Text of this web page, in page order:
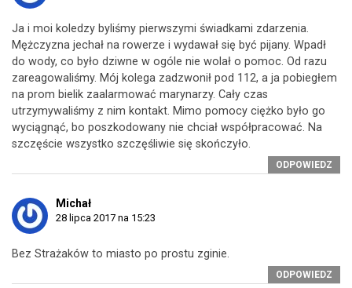
Ja i moi koledzy byliśmy pierwszymi świadkami zdarzenia.
Mężczyzna jechał na rowerze i wydawał się być pijany. Wpadł
do wody, co było dziwne w ogóle nie wolał o pomoc. Od razu
zareagowaliśmy. Mój kolega zadzwonił pod 112, a ja pobiegłem
na prom bielik zaalarmować marynarzy. Cały czas
utrzymywaliśmy z nim kontakt. Mimo pomocy ciężko było go
wyciągnąć, bo poszkodowany nie chciał współpracować. Na
szczęście wszystko szczęśliwie się skończyło.
ODPOWIEDZ
Michał
28 lipca 2017 na 15:23
Bez Strażaków to miasto po prostu zginie.
ODPOWIEDZ